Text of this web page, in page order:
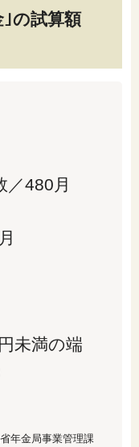
の試算額
／480月
未満の端
年金局事業管理課